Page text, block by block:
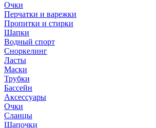
Очки
Перчатки и варежки
Пропитки и стирки
Шапки
Водный спорт
Сноркелинг
Ласты
Маски
Трубки
Бассейн
Аксессуары
Очки
Сланцы
Шапочки